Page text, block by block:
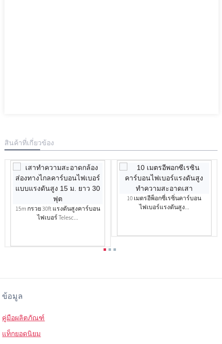
สินค้าที่เกี่ยวข้อง
15m กรวย 30ft แรงดันสูงคาร์บอน
ไฟเบอร์ Telesc...
10 เมตรอีพ็อกซี่เรซิ่นคาร์บอน
ไฟเบอร์แรงดันสูง...
ข้อมูล
คู่มือผลิตภัณฑ์
แท็กยอดนิยม